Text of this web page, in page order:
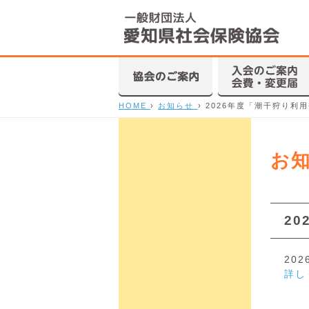
HOME › お知らせ › 2026年度「潮干狩り利
お
詳し